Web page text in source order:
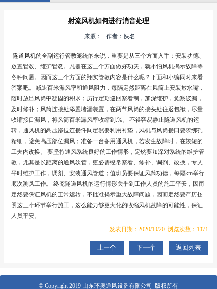
射流风机如何进行消音处理
来源： 作者：佚名
隧道风机的全副运行管教笼统的来说，重要是从三个方面入手：安装功德、
放置管教、维护管教。凡是在这三个方面做好功夫，就不怕风机揭示故障等
各种问题。因而这三个方面的翔实管教内容是什么呢？下面和小编同时来看
答案吧。 减退百米漏风率和通风阻力，每隔定然距离在风筒上安装放水嘴，
随时放出风筒中凝固的积水；厉行定期巡回察看制，加深维护，觉察破漏，
及时修补；风筒连接处添置堵漏装置，在两节风筒的接头处往返包袱，尽量
收缩接口漏风，将风筒百米漏风率收缩到.%。 不得容易静止隧道风机的运
转，通风机的高压部位连接件间定然要利用衬垫，风机与风筒接口要求绑扎
精细，避免高压部位漏风；准备一台备用通风机，若发生故障时，在较短的
工夫内改换。 要坚持通风系统良好的工作情形，定然要加深对系统的维护管
教，尤其是长距离的通风软管，更必需经常察看、修补、调剂、改换，专人
平时维护工作，调剂、安装通风管道；值班员要保证风筒功德，每隔km举行
顺次测风工作。 终究隧道风机的运行情形关乎到工作人员的施工平安，因而
定然要保证风机的正常运转，不批准揭示重大故障问题，因而定然要严厉按
照这三个环节举行施工，这么能力够更大化的收缩风机故障的可能性，保证
人员平安。
发表日期：2020/10/20 浏览次数：1371
上一个 下一个 返回列表
© Copyright 2019 山东环奥通风设备有限公司 版权所有